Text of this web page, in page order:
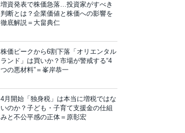
増資発表で株価急落…投資家がすべき
判断とは？企業価値と株価への影響を
徹底解説＝大畠典仁
株価ピークから6割下落「オリエンタル
ランド」は買いか？市場が警戒する“4
つの悪材料”＝峯岸恭一
4月開始「独身税」は本当に増税ではな
いのか？子ども・子育て支援金の仕組
みと不公平感の正体＝原彰宏